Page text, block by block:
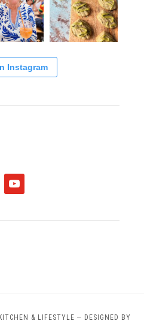
Instagram
youtube
& LIFESTYLE — DESIGNED BY